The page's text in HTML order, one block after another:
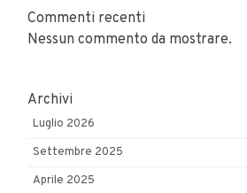
Commenti recenti
Nessun commento da mostrare.
Archivi
Luglio 2026
Settembre 2025
Aprile 2025